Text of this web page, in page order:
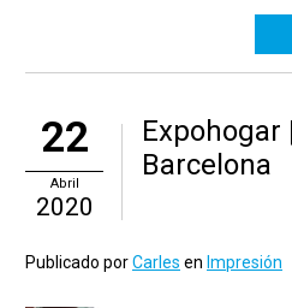
22
Abril
2020
Expohogar
Barcelona
Publicado porCarles en Impresión